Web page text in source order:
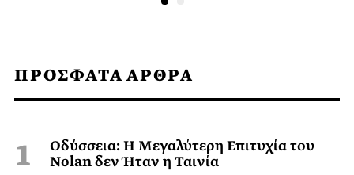
ΠΡΟΣΦΑΤΑ ΑΡΘΡΑ
Οδύσσεια: Η Μεγαλύτερη Επιτυχία του
Nolan δεν Ήταν η Ταινία